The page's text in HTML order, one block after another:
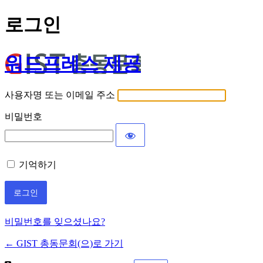
로그인
워드프레스 제공
사용자명 또는 이메일 주소
비밀번호
기억하기
비밀번호를 잊으셨나요?
← GIST 총동문회(으)로 가기